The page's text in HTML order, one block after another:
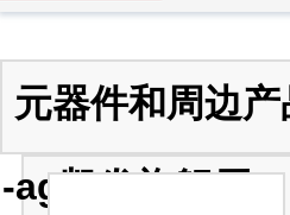
元器件和周边
-ag凯发旗舰厅